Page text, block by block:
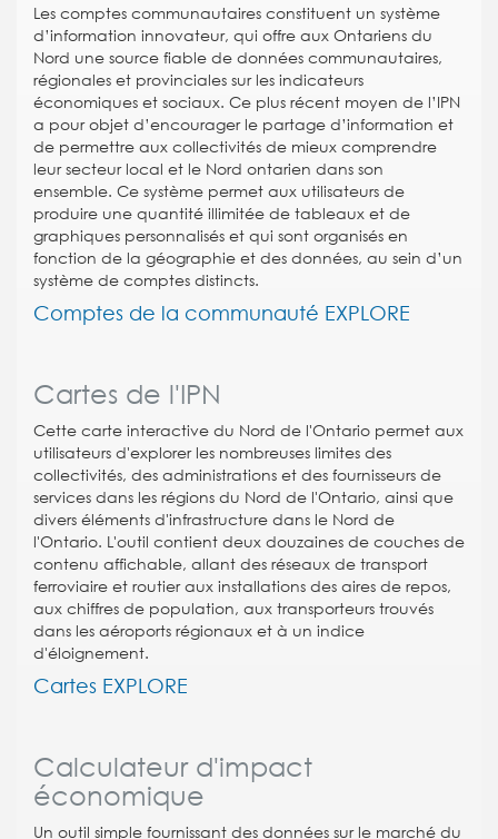
Les comptes communautaires constituent un système
d’information innovateur, qui offre aux Ontariens du
Nord une source fiable de données communautaires,
régionales et provinciales sur les indicateurs
économiques et sociaux. Ce plus récent moyen de l’IPN
a pour objet d’encourager le partage d’information et
de permettre aux collectivités de mieux comprendre
leur secteur local et le Nord ontarien dans son
ensemble. Ce système permet aux utilisateurs de
produire une quantité illimitée de tableaux et de
graphiques personnalisés et qui sont organisés en
fonction de la géographie et des données, au sein d’un
système de comptes distincts.
Comptes de la communauté EXPLORE
Cartes de l'IPN
Cette carte interactive du Nord de l'Ontario permet aux
utilisateurs d'explorer les nombreuses limites des
collectivités, des administrations et des fournisseurs de
services dans les régions du Nord de l'Ontario, ainsi que
divers éléments d'infrastructure dans le Nord de
l'Ontario. L'outil contient deux douzaines de couches de
contenu affichable, allant des réseaux de transport
ferroviaire et routier aux installations des aires de repos,
aux chiffres de population, aux transporteurs trouvés
dans les aéroports régionaux et à un indice
d'éloignement.
Cartes EXPLORE
Calculateur d'impact
économique
Un outil simple fournissant des données sur le marché du